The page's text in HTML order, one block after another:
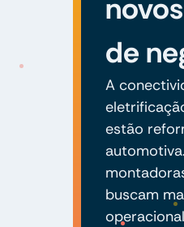
de
A
estão
buscam